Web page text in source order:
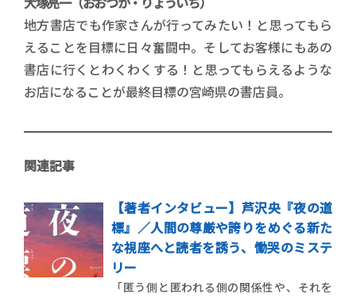
地方書店でも作家さんが行ってみたい！と思ってもら
えることを目標に日々奮闘中。そしてお客様にもあの
書店に行くとわくわくする！と思ってもらえるような
お店になることが最終目標の宮崎県の書店員。
関連記事
【著者インタビュー】芦沢央『夜の道
標』／人間の尊厳や誇りをめぐる新た
な視座へと読者を誘う、慟哭のミステ
リー
「匿う側と匿われる側の関係性や、それを